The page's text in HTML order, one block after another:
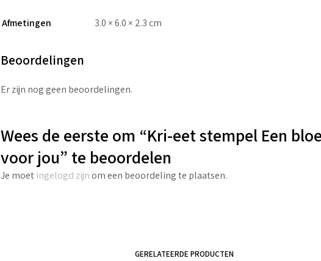
Afmetingen 3.0 × 6.0 × 2.3 cm
Beoordelingen
Er zijn nog geen beoordelingen.
Wees de eerste om “Kri-eet stempel Een
voor jou” te beoordelen
Je moet ingelogd zijnom een beoordeling te plaatsen.
GERELATEERDE PRODUCTEN